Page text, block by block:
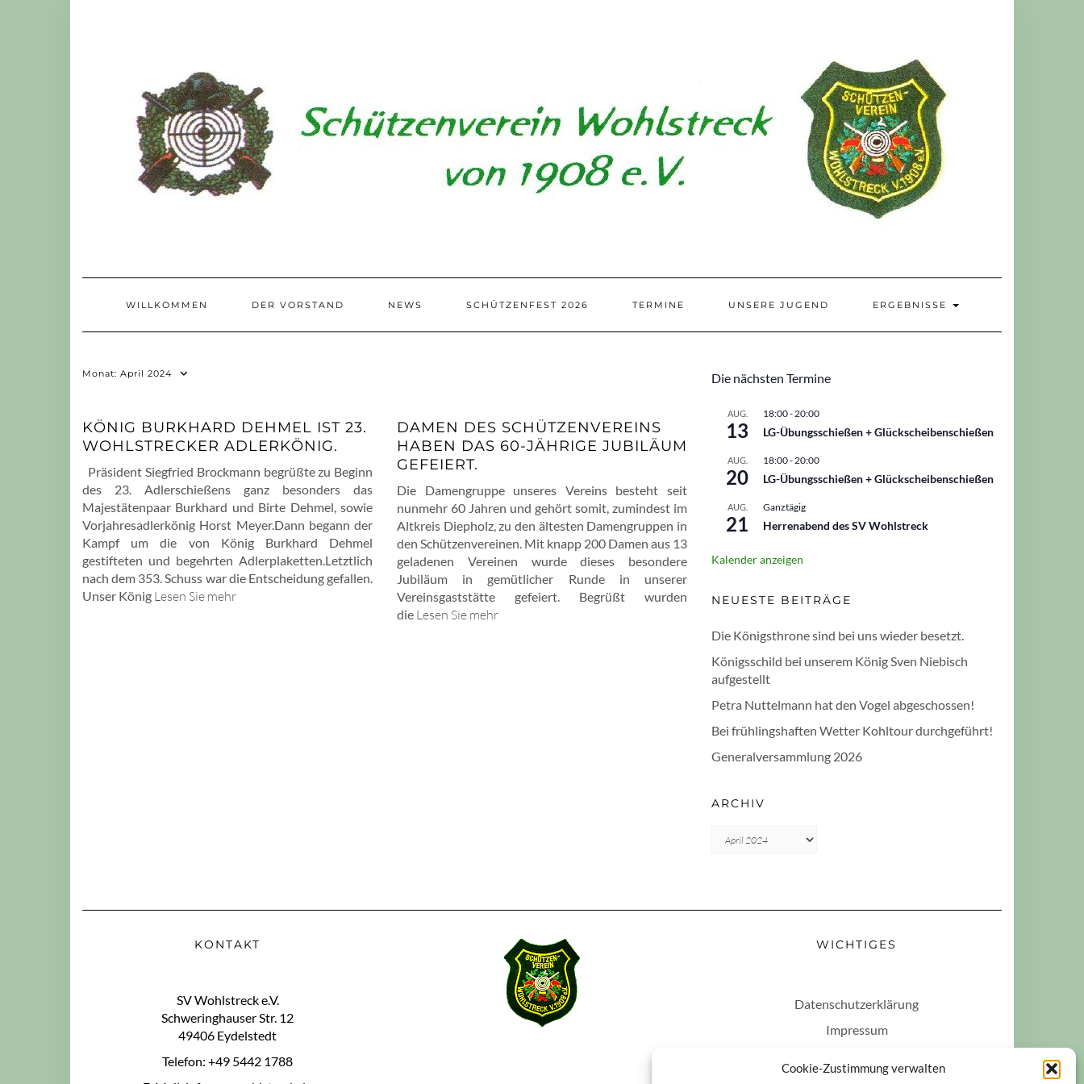
Cookie-Zustimmung verwalten
WILLKOMMEN DER VORSTAND NEWS SCHÜTZENFEST 2026 TERMINE UNSERE JUGEND ERGEBNISSE
Monat: April 2024
KÖNIG BURKHARD DEHMEL IST 23.
WOHLSTRECKER ADLERKÖNIG.
Präsident Siegfried Brockmann begrüßte zu Beginn
des 23. Adlerschießens ganz besonders das
Majestätenpaar Burkhard und Birte Dehmel, sowie
Vorjahresadlerkönig Horst Meyer.Dann begann der
Kampf um die von König Burkhard Dehmel
gestifteten und begehrten Adlerplaketten.Letztlich
nach dem 353. Schuss war die Entscheidung gefallen.
Unser König Lesen Sie mehr
DAMEN DES SCHÜTZENVEREINS
HABEN DAS 60-JÄHRIGE JUBILÄUM
GEFEIERT.
Die Damengruppe unseres Vereins besteht seit
nunmehr 60 Jahren und gehört somit, zumindest im
Altkreis Diepholz, zu den ältesten Damengruppen in
den Schützenvereinen. Mit knapp 200 Damen aus 13
geladenen Vereinen wurde dieses besondere
Jubiläum in gemütlicher Runde in unserer
Vereinsgaststätte gefeiert. Begrüßt wurden
die Lesen Sie mehr
Die nächsten Termine
AUG.
13
18:00-20:00
LG-Übungsschießen + Glückscheibenschießen
AUG.
20
18:00-20:00
LG-Übungsschießen + Glückscheibenschießen
AUG.
21
Ganztägig
Herrenabend des SV Wohlstreck
Kalender anzeigen
NEUESTE BEITRÄGE
Die Königsthrone sind bei uns wieder besetzt.
Königsschild bei unserem König Sven Niebisch
aufgestellt
Petra Nuttelmann hat den Vogel abgeschossen!
Bei frühlingshaften Wetter Kohltour durchgeführt!
Generalversammlung 2026
ARCHIV
Archiv
KONTAKT
SV Wohlstreck e.V.
Schweringhauser Str. 12
49406 Eydelstedt
Telefon: +49 5442 1788
WICHTIGES
Datenschutzerklärung
Impressum